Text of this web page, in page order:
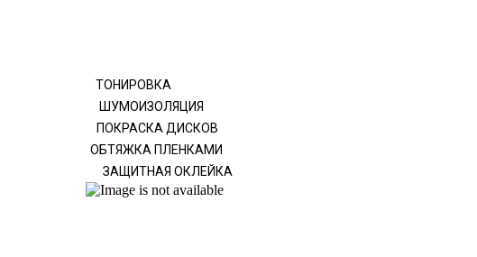
ТОНИРОВКА
ШУМОИЗОЛЯЦИЯ
ПОКРАСКА ДИСКОВ
ОБТЯЖКА ПЛЕНКАМИ
ЗАЩИТНАЯ ОКЛЕЙКА